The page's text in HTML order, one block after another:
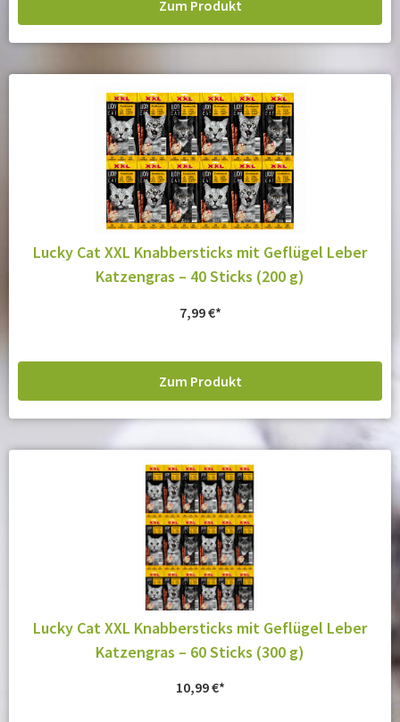
Zum Produkt
Lucky Cat XXL Knabbersticks mit Geflügel Leber
Katzengras – 40 Sticks (200 g)
7,99€
Zum Produkt
Lucky Cat XXL Knabbersticks mit Geflügel Leber
Katzengras – 60 Sticks (300 g)
10,99€